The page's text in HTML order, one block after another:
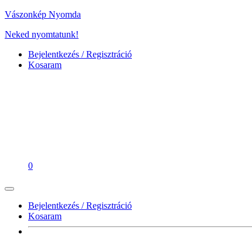
Vászonkép Nyomda
Neked nyomtatunk!
Bejelentkezés / Regisztráció
Kosaram
0
Bejelentkezés / Regisztráció
Kosaram